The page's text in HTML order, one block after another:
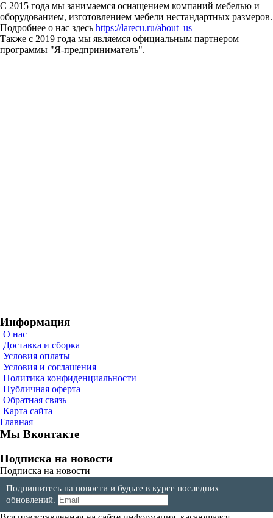
С 2015 года мы занимаемся оснащением компаний мебелью и
оборудованием, изготовлением мебели нестандартных размеров.
Подробнее о нас здесь https://larecu.ru/about_us
Также с 2019 года мы являемся официальным партнером
программы "Я-предприниматель".
Информация
О нас
Доставка и сборка
Условия оплаты
Условия и соглашения
Политика конфиденциальности
Публичная оферта
Обратная связь
Карта сайта
Главная
Мы Вконтакте
Подписка на новости
Подписка на новости
Подпишитесь на новости и будьте в курсе последних
обновлений.